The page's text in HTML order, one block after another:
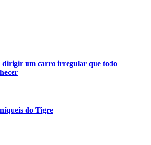
dirigir um carro irregular que todo
do Tigre